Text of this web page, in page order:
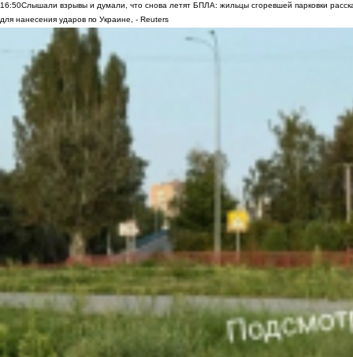
16:50Слышали взрывы и думали, что снова летят БПЛА: жильцы сгоревшей парковки
для нанесения ударов по Украине, - Reuters